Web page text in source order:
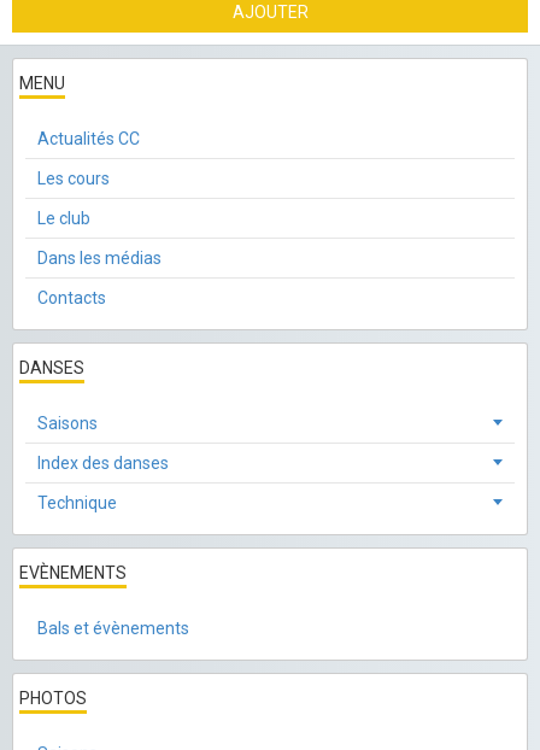
AJOUTER
MENU
Actualités CC
Les cours
Le club
Dans les médias
Contacts
DANSES
Saisons
Index des danses
Technique
EVÈNEMENTS
Bals et évènements
PHOTOS